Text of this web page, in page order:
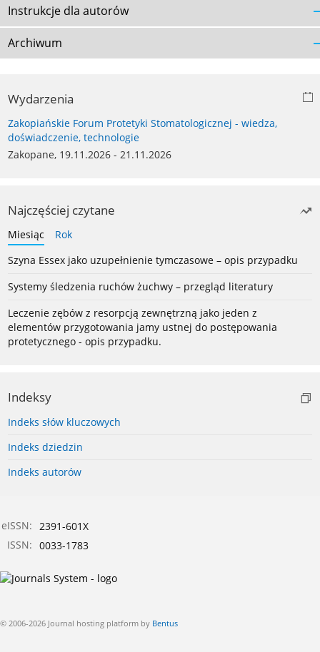
Instrukcje dla autorów
Archiwum
Wydarzenia
Zakopiańskie Forum Protetyki Stomatologicznej - wiedza,
doświadczenie, technologie
Zakopane, 19.11.2026 - 21.11.2026
Najczęściej czytane
Miesiąc
Rok
Szyna Essex jako uzupełnienie tymczasowe – opis przypadku
Systemy śledzenia ruchów żuchwy – przegląd literatury
Leczenie zębów z resorpcją zewnętrzną jako jeden z
elementów przygotowania jamy ustnej do postępowania
protetycznego - opis przypadku.
Indeksy
Indeks słów kluczowych
Indeks dziedzin
Indeks autorów
eISSN: 2391-601X
ISSN: 0033-1783
© 2006-2026 Journal hosting platform by Bentus